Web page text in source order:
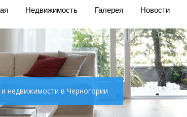
Недвижимость Галерея Новости
недвижимости в Черногории